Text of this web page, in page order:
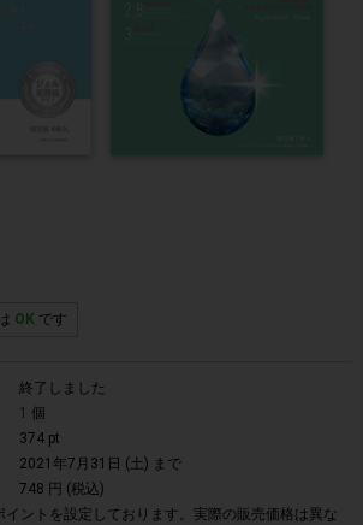
OKです
終了しました
1 個
374 pt
2021年7月31日 (土) まで
748 円 (税込)
ントを設定しております。実際の販売価格は異な